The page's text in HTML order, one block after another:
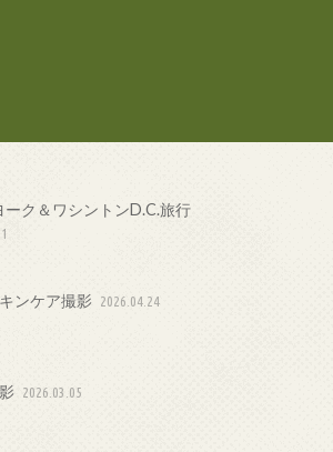
ーク＆ワシントンD.C.旅行
ンケア撮影 2026.04.24
2026.03.05